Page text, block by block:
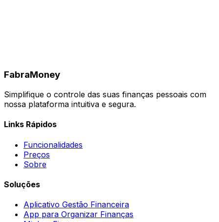
FabraMoney
Simplifique o controle das suas finanças pessoais com
nossa plataforma intuitiva e segura.
Links Rápidos
Funcionalidades
Preços
Sobre
Soluções
Aplicativo Gestão Financeira
App para Organizar Finanças